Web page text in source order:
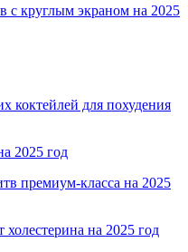
с круглым экраном на 2025
коктейлей для похудения
2025 год
премиум-класса на 2025
на 2025 год